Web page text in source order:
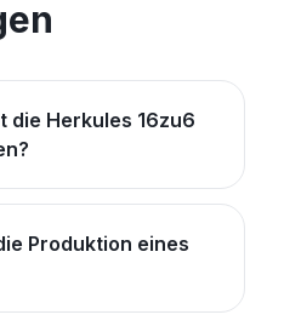
die Herkules 16zu6
Produktion eines